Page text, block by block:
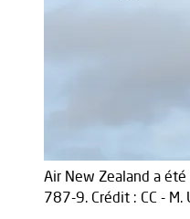
Air New Zealand a
787-9. Crédit : CC - M.